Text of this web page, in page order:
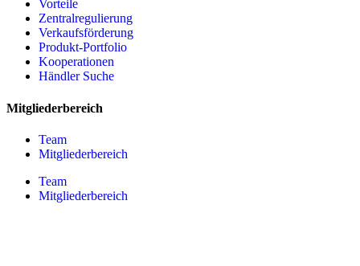
Vorteile
Zentralregulierung
Verkaufsförderung
Produkt-Portfolio
Kooperationen
Händler Suche
Mitgliederbereich
Team
Mitgliederbereich
Team
Mitgliederbereich